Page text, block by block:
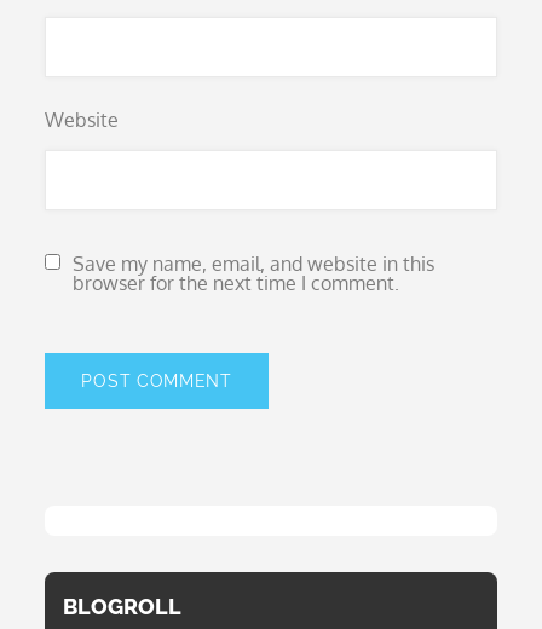
Website
Save my name, email, and website in this
browser for the next time I comment.
BLOGROLL